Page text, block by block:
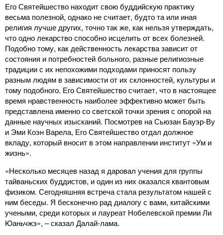
Его Святейшество находит свою буддийскую практику
весьма полезной, однако не считает, будто та или иная
религия лучше других, точно так же, как нельзя утверждать,
что одно лекарство способно исцелить от всех болезней.
Подобно тому, как действенность лекарства зависит от
состояния и потребностей больного, разные религиозные
традиции с их непохожими подходами приносят пользу
разным людям в зависимости от их склонностей, культуры и
тому подобного. Его Святейшество считает, что в настоящее
время нравственность наиболее эффективно может быть
представлена именно со светской точки зрения с опорой на
данные научных изысканий. Посмотрев на Сьюзан Бауэр-Ву
и Эми Коэн Варела, Его Святейшество отдал должное
вкладу, который вносит в этом направлении институт «Ум и
жизнь».
«Несколько месяцев назад я даровал учения для группы
тайваньских буддистов, и один из них оказался квантовым
физиком. Сегодняшняя встреча стала результатом нашей с
ним беседы. Я бесконечно рад диалогу с вами, китайскими
учеными, среди которых и лауреат Нобелевской премии Ли
Юаньчжэ», – сказал Далай-лама.